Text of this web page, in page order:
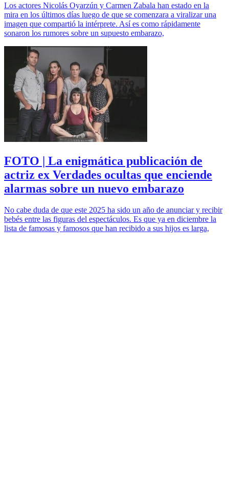
Los actores Nicolás Oyarzún y Carmen Zabala han estado en la
mira en los últimos días luego de que se comenzara a viralizar una
imagen que compartió la intérprete. Así es como rápidamente
sonaron los rumores sobre un supuesto embarazo,
FOTO | La enigmática publicación de
actriz ex Verdades ocultas que enciende
alarmas sobre un nuevo embarazo
No cabe duda de que este 2025 ha sido un año de anunciar y recibir
bebés entre las figuras del espectáculos. Es que ya en diciembre la
lista de famosas y famosos que han recibido a sus hijos es larga,